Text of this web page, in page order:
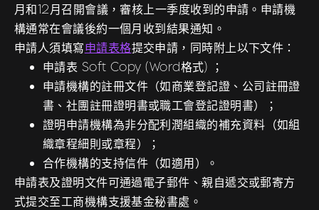
月和12月召開會議，審核上一季度收到的申請。申請機
構通常在會議後約一個月收到結果通知。
申請人須填寫申請表格提交申請，同時附上以下文件：
申請表 Soft Copy (Word格式) ；
申請機構的註冊文件（如商業登記證、公司註冊證
書、社團註冊證明書或職工會登記證明書）；
證明申請機構為非分配利潤組織的補充資料（如組
織章程細則或章程）；
合作機構的支持信件（如適用）。
申請表及證明文件可通過電子郵件、親自遞交或郵寄方
式提交至工商機構支援基金秘書處。